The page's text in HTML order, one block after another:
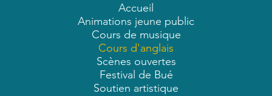
Accueil
Animations jeune public
Cours de musique
Cours d'anglais
Scènes ouvertes
Festival de Bué
Soutien artistique